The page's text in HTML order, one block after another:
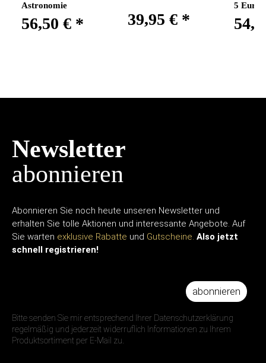
Astronomie
56,50 € * 39,95 € *
5 Euro
Newsletter
abonnieren
Abonnieren Sie noch heute unseren Newsletter und
erhalten Sie tolle Aktionen und interessante Angebote. Auf
Sie warten exklusive Rabatte und Gutscheine. Also jetzt
schnell registrieren!
abonnieren
Bitte senden Sie mir entsprechend Ihrer Datenschutzerklärung
regelmäßig und jederzeit widerruflich Informationen zu Ihrem
Produktsortiment per E-Mail zu.